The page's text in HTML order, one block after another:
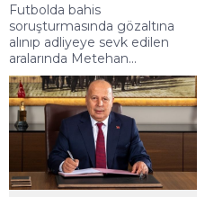
Futbolda bahis
soruşturmasında gözaltına
alınıp adliyeye sevk edilen
aralarında Metehan...